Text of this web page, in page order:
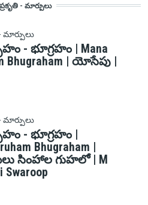
- మార్పులు
మార్పులు
- భూగ్రహం | Mana
Bhugraham | యోసేపు |
మార్పులు
- భూగ్రహం |
Bhugraham |
సింహాల గుహలో | M
Swaroop